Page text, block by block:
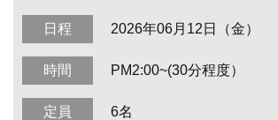
日程 2026年06月12日（金）
時間 PM2:00~(30分程度）
定員 6名